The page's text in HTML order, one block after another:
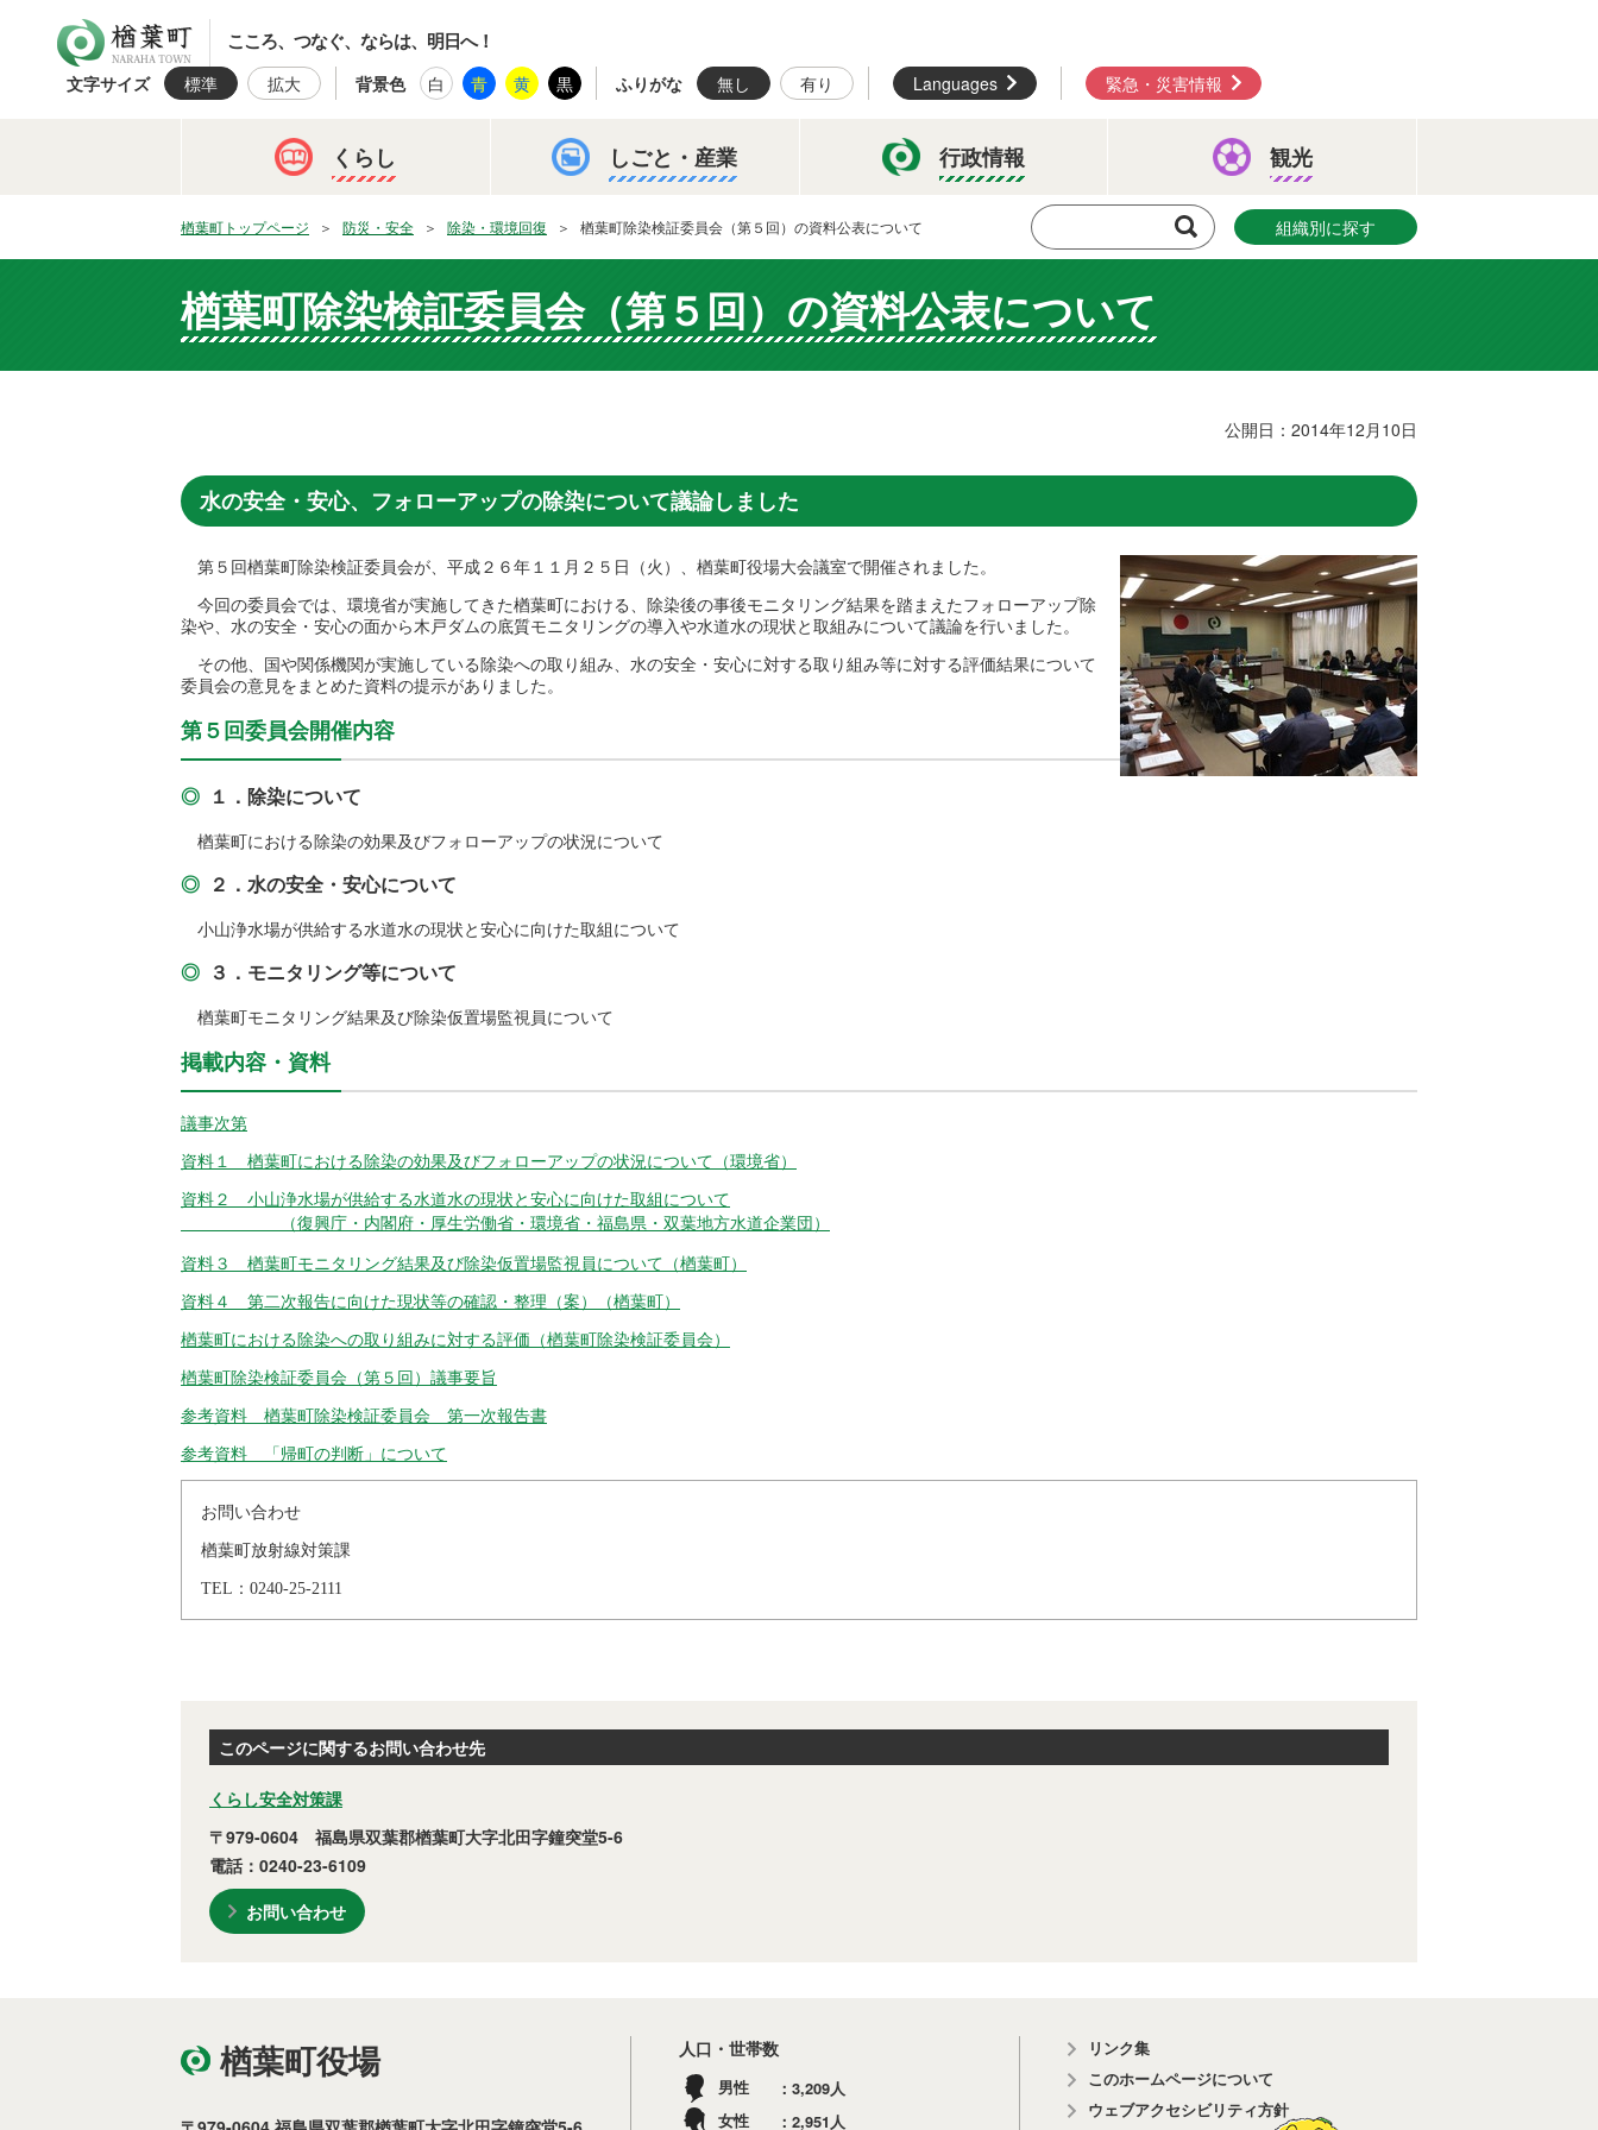
楢葉町こころ、つなぐ、ならは、明日へ！
文字サイズ 標準 拡大 背景色 白 青 黄 黒 ふりがな 無し 有り Languages 緊急・災害情報
くらし しごと・ 産業 行政情報 観光
楢葉町トップページ 防災・安全 除染・環境回復 楢葉町除染検証委員会（第５回）の資料公表について 組織別に探す
楢葉町除染検証委員会（第５回）の資料公表について
公開日：2014年12月10日
水の安全・安心、フォローアップの除染について議論しました
第５回楢葉町除染検証委員会が、平成２６年１１月２５日（火）、楢葉町役場大会議室で開催されました。
今回の委員会では、環境省が実施してきた楢葉町における、除染後の事後モニタリング結果を踏まえたフォローアップ除
染や、水の安全・安心の面から木戸ダムの底質モニタリングの導入や水道水の現状と取組みについて議論を行いました。
その他、国や関係機関が実施している除染への取り組み、水の安全・安心に対する取り組み等に対する評価結果について
委員会の意見をまとめた資料の提示がありました。
第５回委員会開催内容
１．除染について
楢葉町における除染の効果及びフォローアップの状況について
２．水の安全・安心について
小山浄水場が供給する水道水の現状と安心に向けた取組について
３．モニタリング等について
楢葉町モニタリング結果及び除染仮置場監視員について
掲載内容・資料
議事次第
資料１ 楢葉町における除染の効果及びフォローアップの状況について（環境省）
資料２ 小山浄水場が供給する水道水の現状と安心に向けた取組について
（復興庁・内閣府・厚生労働省・環境省・福島県・双葉地方水道企業団）
資料３ 楢葉町モニタリング結果及び除染仮置場監視員について（楢葉町）
資料４ 第二次報告に向けた現状等の確認・整理（案）（楢葉町）
楢葉町における除染への取り組みに対する評価（楢葉町除染検証委員会）
楢葉町除染検証委員会（第５回）議事要旨
参考資料 楢葉町除染検証委員会 第一次報告書
参考資料 「帰町の判断」について
お問い合わせ
楢葉町放射線対策課
TEL ： 0240-25-2111
このページに関するお問い合わせ先
くらし安全対策課
〒979-0604 福島県双葉郡楢葉町大字北田字鐘突堂5-6
電話：0240-23-6109
お問い合わせ
楢葉町役場 人口・世帯数
男性 3,209人
女性
2,951 人
リンク集
このホームページについて
ウェブアクセシビリティ方針